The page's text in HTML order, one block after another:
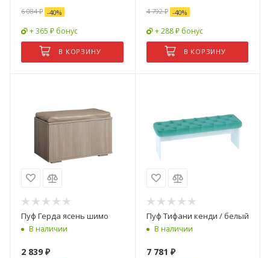
6 084₽ -40%
+ 365 ₽ бонус
В КОРЗИНУ
4 792₽ -40%
+ 288 ₽ бонус
В КОРЗИНУ
Пуф Герда ясень шимо
В наличии
2 839 ₽
Пуф Тифани кенди / белый
В наличии
7 781 ₽